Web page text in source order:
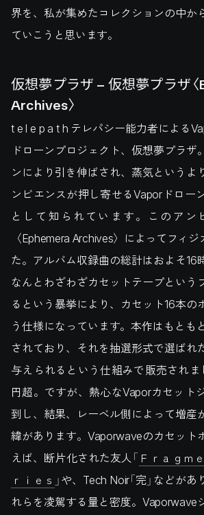
界を、私が集めたコレクションの中か
ていこうと思います。
仮想夢プラザ – 仮想夢プラザ
Archives〉
t e l e p a t h テレパシー能力者による
ドローンプロジェクト、仮想夢プラザ
ンにより引き伸ばされ、蒸気というよ
ンビエンスが押し寄せるVaporドロー
として知られています。このアン
〈Ephemera Archives〉によってフィ
た。アルバム収録曲の総計はおよそ16
なんとわざわざカセットテープという
るという暴挙により、カセット16本の
う仕様になっています。本作はもとも
されており、それを抽選形式で選ばれ
与えられるという仕組みで販売され
円超。ですが、熱心なVaporカセット
到し、結果、レーベル側によって増産
緯があります。Vaporwaveのカセット
えば、断片化された友人「 Ｆｒａｇｍ
ｒｉｅｓ 」や、Tech Noir「完」などが
れらを凌駕する量と密度。Vaporwave